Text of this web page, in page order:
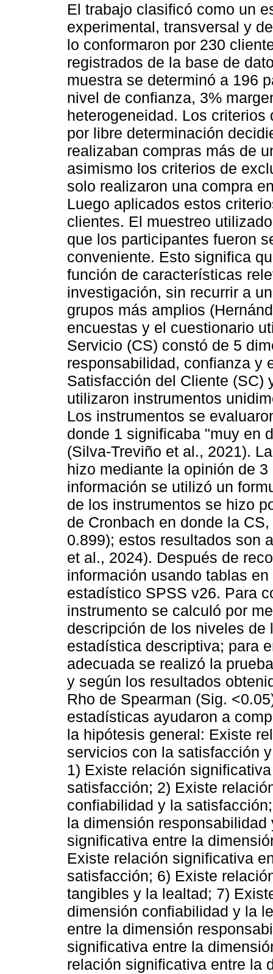
El trabajo clasificó como un
experimental, transversal y
lo conformaron por 230
registrados de la base de
muestra se determinó a 196
nivel de confianza, 3%
heterogeneidad. Los
por libre determinación
realizaban compras más de
asimismo los criterios de
solo realizaron una compra
Luego aplicados estos
clientes. El muestreo
que los participantes fueron
conveniente. Esto significa
función de características
investigación, sin recurrir a
grupos más amplios
encuestas y el cuestionario
Servicio (CS) constó de 5
responsabilidad, confianza y
Satisfacción del Cliente (SC)
utilizaron instrumentos
Los instrumentos se
donde 1 significaba "muy en
(Silva-Treviño et al., 2021).
hizo mediante la opinión de
información se utilizó un
de los instrumentos se hizo
de Cronbach en donde la
0.899); estos resultados son
et al., 2024). Después de
información usando tablas
estadístico SPSS v26. Para
instrumento se calculó por
descripción de los niveles
estadística descriptiva; para
adecuada se realizó la
y según los resultados
Rho de Spearman (Sig.
estadísticas ayudaron a
la hipótesis general: Existe
servicios con la satisfacción
1) Existe relación
satisfacción; 2) Existe
confiabilidad y la
la dimensión
significativa entre la
Existe relación significativa
satisfacción; 6) Existe
tangibles y la lealtad; 7)
dimensión confiabilidad y la
entre la dimensión
significativa entre la
relación significativa entre la